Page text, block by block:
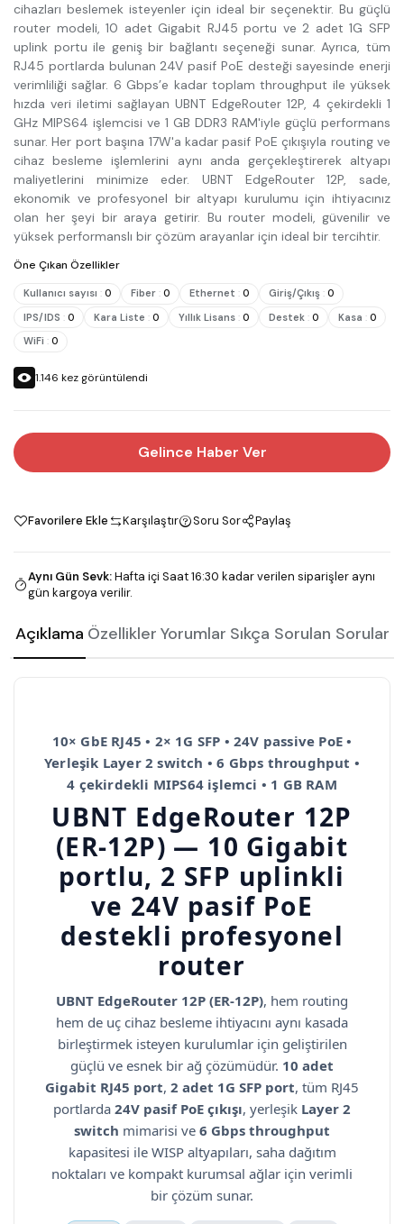
cihazları beslemek isteyenler için ideal bir seçenektir. Bu güçlü
router modeli, 10 adet Gigabit RJ45 portu ve 2 adet 1G SFP
uplink portu ile geniş bir bağlantı seçeneği sunar. Ayrıca, tüm
RJ45 portlarda bulunan 24V pasif PoE desteği sayesinde enerji
verimliliği sağlar. 6 Gbps’e kadar toplam throughput ile yüksek
hızda veri iletimi sağlayan UBNT EdgeRouter 12P, 4 çekirdekli 1
GHz MIPS64 işlemcisi ve 1 GB DDR3 RAM'iyle güçlü performans
sunar. Her port başına 17W'a kadar pasif PoE çıkışıyla routing ve
cihaz besleme işlemlerini aynı anda gerçekleştirerek altyapı
maliyetlerini minimize eder. UBNT EdgeRouter 12P, sade,
ekonomik ve profesyonel bir altyapı kurulumu için ihtiyacınız
olan her şeyi bir araya getirir. Bu router modeli, güvenilir ve
yüksek performanslı bir çözüm arayanlar için ideal bir tercihtir.
Öne Çıkan Özellikler
Kullanıcı sayısı : 0 Fiber : 0 Ethernet : 0 Giriş/Çıkış : 0
IPS/IDS : 0 Kara Liste : 0 Yıllık Lisans : 0 Destek : 0 Kasa : 0
WiFi : 0
1.146 kez görüntülendi
Gelince Haber Ver
Favorilere Ekle Karşılaştır Soru Sor Paylaş
Aynı Gün Sevk:Hafta içi Saat 16:30 kadar verilen siparişler aynı
gün kargoya verilir.
Açıklama Özellikler Yorumlar Sıkça Sorulan Sorular
10× GbE RJ45 • 2× 1G SFP • 24V passive PoE •
Yerleşik Layer 2 switch • 6 Gbps throughput •
4 çekirdekli MIPS64 işlemci • 1 GB RAM
UBNT EdgeRouter 12P
(ER-12P) — 10 Gigabit
portlu, 2 SFP uplinkli
ve 24V pasif PoE
destekli profesyonel
router
UBNT EdgeRouter 12P (ER-12P), hem routing
hem de uç cihaz besleme ihtiyacını aynı kasada
birleştirmek isteyen kurulumlar için geliştirilen
güçlü ve esnek bir ağ çözümüdür. 10 adet
Gigabit RJ45 port, 2 adet 1G SFP port, tüm RJ45
portlarda 24V pasif PoE çıkışı, yerleşik Layer 2
switch mimarisi ve 6 Gbps throughput
kapasitesi ile WISP altyapıları, saha dağıtım
noktaları ve kompakt kurumsal ağlar için verimli
bir çözüm sunar.